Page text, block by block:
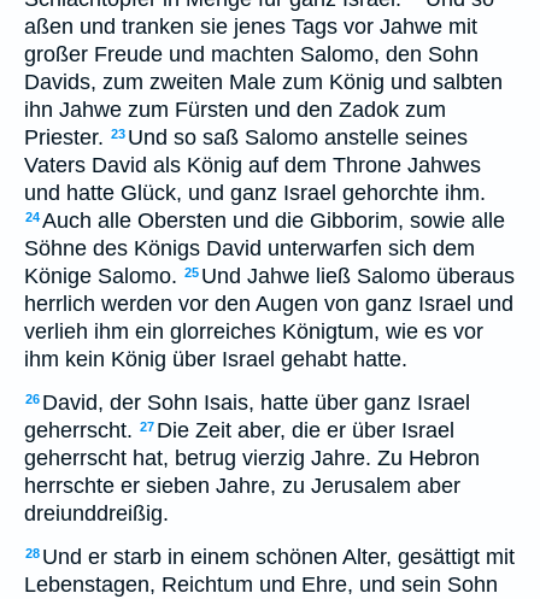
aßen und tranken sie jenes Tags vor Jahwe mit
großer Freude und machten Salomo, den Sohn
Davids, zum zweiten Male zum König und salbten
ihn Jahwe zum Fürsten und den Zadok zum
Priester. 23 Und so saß Salomo anstelle seines
Vaters David als König auf dem Throne Jahwes
und hatte Glück, und ganz Israel gehorchte ihm.
24Auch alle Obersten und die Gibborim, sowie alle
Söhne des Königs David unterwarfen sich dem
Könige Salomo. 25 Und Jahwe ließ Salomo überaus
herrlich werden vor den Augen von ganz Israel und
verlieh ihm ein glorreiches Königtum, wie es vor
ihm kein König über Israel gehabt hatte.
26 David, der Sohn Isais, hatte über ganz Israel
geherrscht. 27 Die Zeit aber, die er über Israel
geherrscht hat, betrug vierzig Jahre. Zu Hebron
herrschte er sieben Jahre, zu Jerusalem aber
dreiunddreißig.
28 Und er starb in einem schönen Alter, gesättigt mit
Lebenstagen, Reichtum und Ehre, und sein Sohn